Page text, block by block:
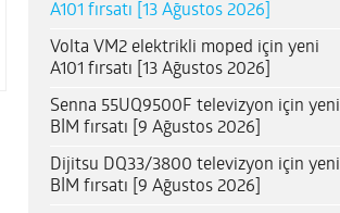
A101 fırsatı [13 Ağustos 2026]
Volta VM2 elektrikli moped için yeni
A101 fırsatı [13 Ağustos 2026]
Senna 55UQ9500F televizyon için yeni
BİM fırsatı [9 Ağustos 2026]
Dijitsu DQ33/3800 televizyon için yeni
BİM fırsatı [9 Ağustos 2026]